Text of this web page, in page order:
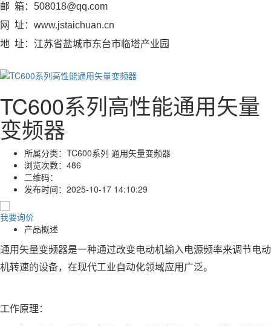
邮 箱：508018@qq.com
网 址：www.jstaichuan.cn
地 址：江苏省盐城市东台市临塔产业园
TC600系列高性能通用矢量
变频器
所属分类： TC600系列 通用矢量变频器
浏览次数： 486
二维码：
发布时间： 2025-10-17 14:10:29
我要询价
产品概述
通用矢量变频器是一种通过改变电动机输入电源频率来调节电动
机转速的设备，在现代工业自动化领域应用广泛。
工作原理：